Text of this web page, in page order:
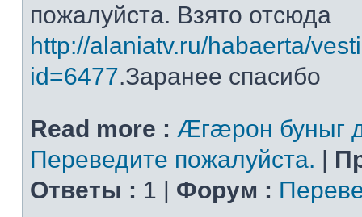
пожалуйста. Взято отсюда
http://alaniatv.ru/habaerta/
id=6477.Заранее спасибо
Read more : Æгæрон буныг
Переведите пожалуйста. |
Ответы : 1 | Форум :